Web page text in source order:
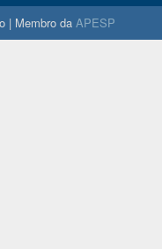
| Membro da APESP